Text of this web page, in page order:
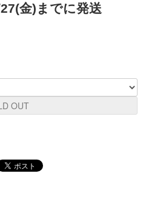
金)までに発送
OUT